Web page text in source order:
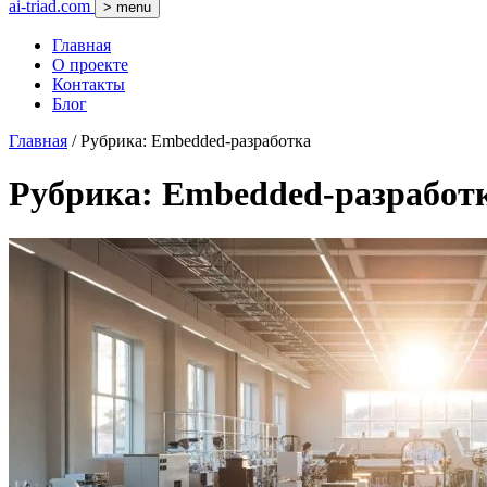
ai-triad.com > menu
Главная
О проекте
Контакты
Блог
Главная / Рубрика: Embedded-разработка
Рубрика: Embedded-